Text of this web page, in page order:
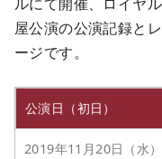
屋公演の公演記録と
ージです。
公演日（初日）
2019年11月20日（水）